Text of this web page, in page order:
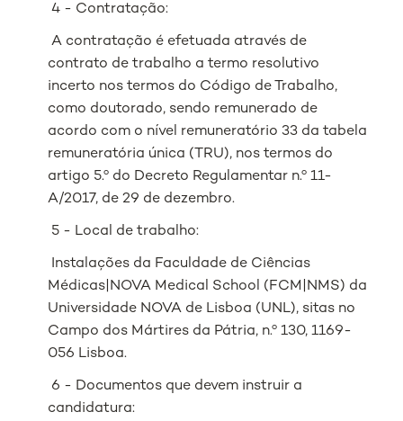
4 - Contratação:
A contratação é efetuada através de
contrato de trabalho a termo resolutivo
incerto nos termos do Código de Trabalho,
como doutorado, sendo remunerado de
acordo com o nível remuneratório 33 da tabela
remuneratória única (TRU), nos termos do
artigo 5.º do Decreto Regulamentar n.º 11-
A/2017, de 29 de dezembro.
5 - Local de trabalho:
Instalações da Faculdade de Ciências
Médicas|NOVA Medical School (FCM|NMS) da
Universidade NOVA de Lisboa (UNL), sitas no
Campo dos Mártires da Pátria, n.º 130, 1169-
056 Lisboa.
6 - Documentos que devem instruir a
candidatura: